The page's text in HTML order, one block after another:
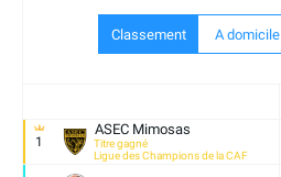
Classement A domicile
1
ASEC Mimosas
Titre gagné
Ligue des Champions de la CAF